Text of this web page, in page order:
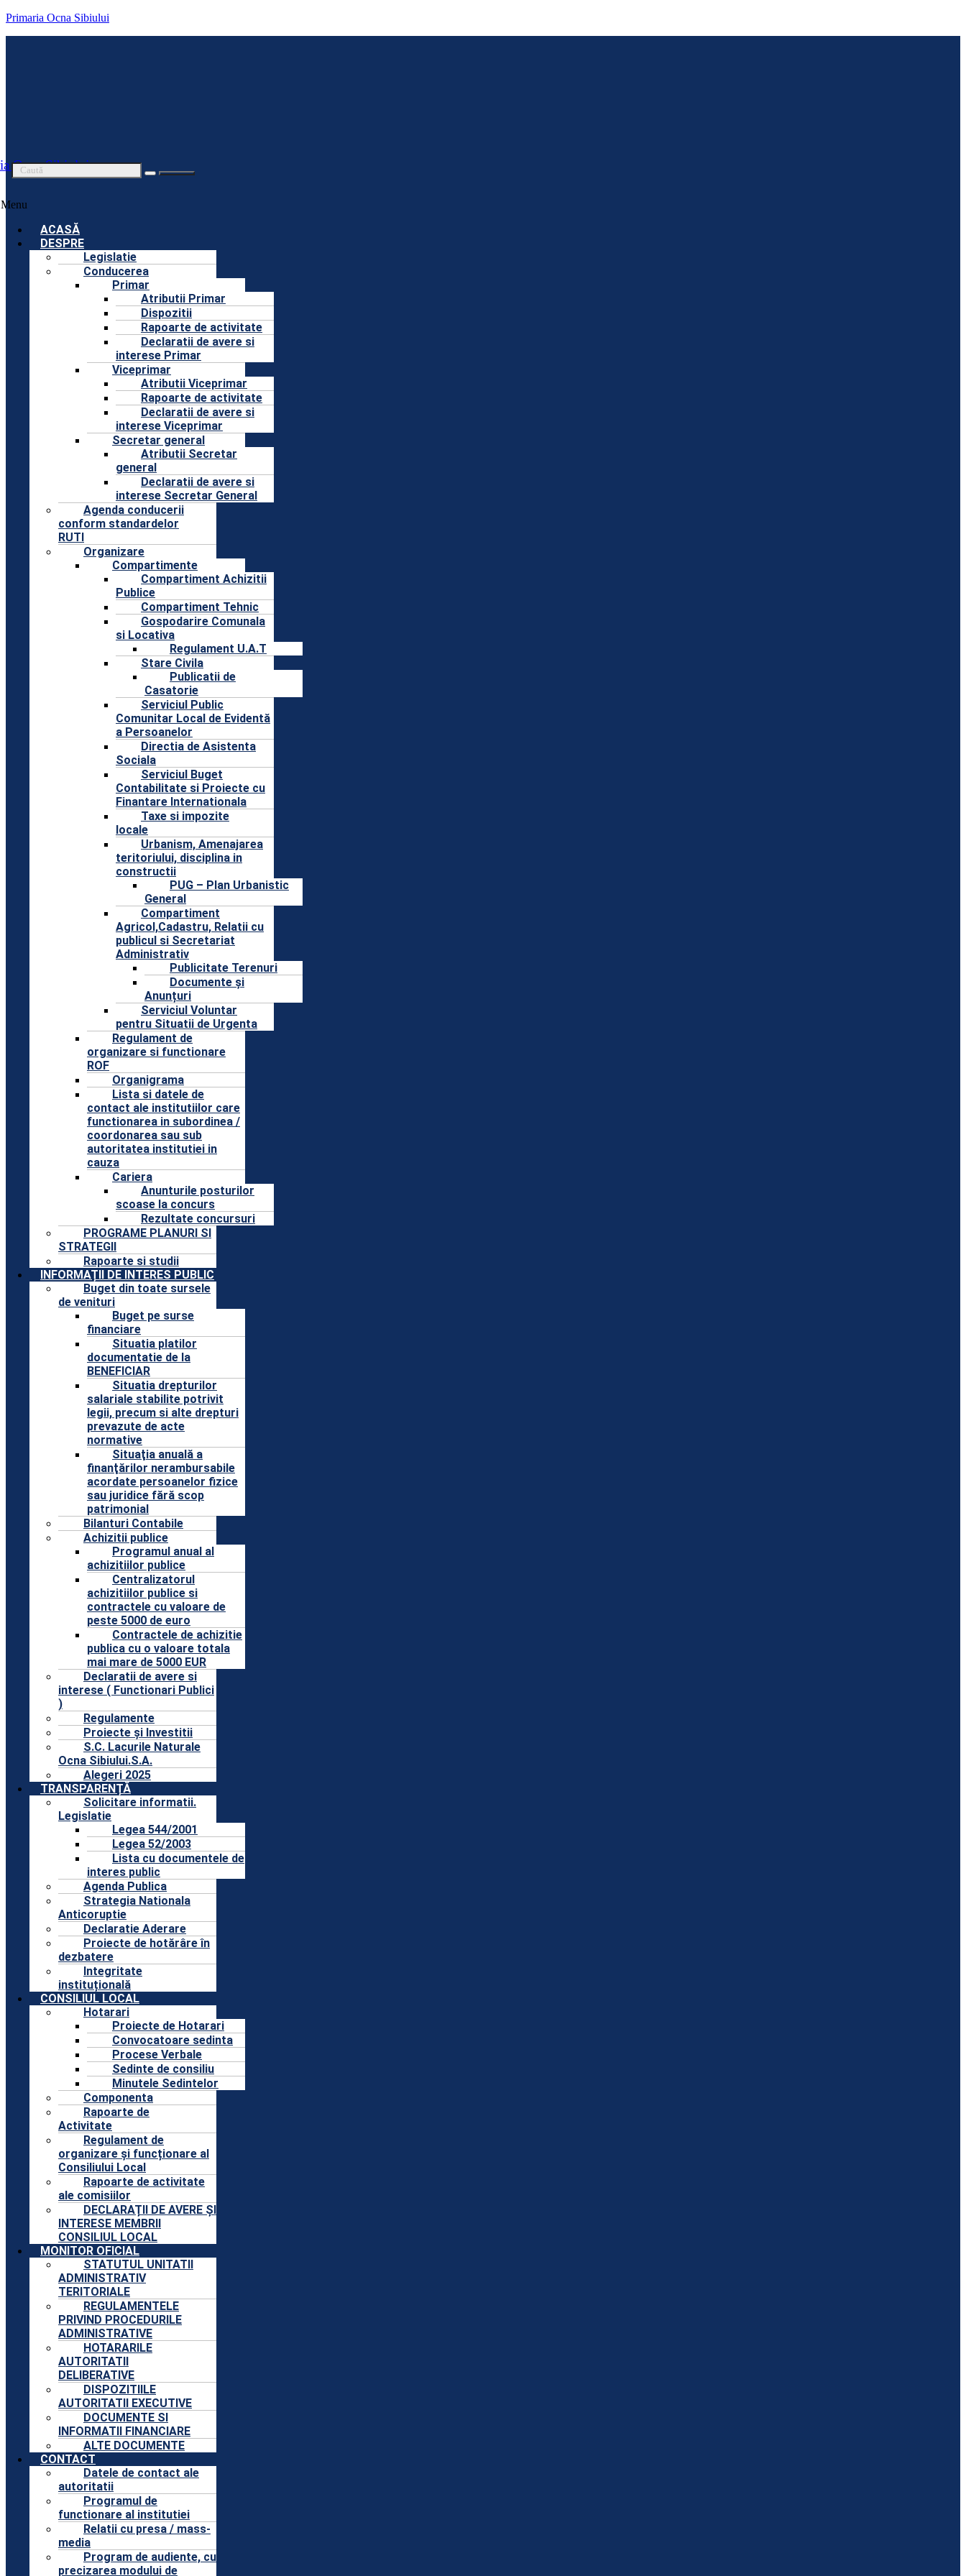
Primaria Ocna Sibiului
Ocna Sibiului
Menu
ACASĂ
DESPRE
Legislatie
Conducerea
Primar
Atributii Primar
Dispozitii
Rapoarte de activitate
Declaratii de avere si
interese Primar
Viceprimar
Atributii Viceprimar
Rapoarte de activitate
Declaratii de avere si
interese Viceprimar
Secretar general
Atributii Secretar
general
Declaratii de avere si
interese Secretar General
Agenda conducerii
conform standardelor
RUTI
Organizare
Compartimente
Compartiment Achizitii
Publice
Compartiment Tehnic
Gospodarire Comunala
si Locativa
Regulament U.A.T
Stare Civila
Publicatii de
Casatorie
Serviciul Public
Comunitar Local de Evidentă
a Persoanelor
Directia de Asistenta
Sociala
Serviciul Buget
Contabilitate si Proiecte cu
Finantare Internationala
Taxe si impozite
locale
Urbanism, Amenajarea
teritoriului, disciplina in
constructii
PUG – Plan Urbanistic
General
Compartiment
Agricol,Cadastru, Relatii cu
publicul si Secretariat
Administrativ
Publicitate Terenuri
Documente și
Anunțuri
Serviciul Voluntar
pentru Situatii de Urgenta
Regulament de
organizare si functionare
ROF
Organigrama
Lista si datele de
contact ale institutiilor care
functionarea in subordinea /
coordonarea sau sub
autoritatea institutiei in
cauza
Cariera
Anunturile posturilor
scoase la concurs
Rezultate concursuri
PROGRAME PLANURI SI
STRATEGII
Rapoarte si studii
INFORMAȚII DE INTERES PUBLIC
Buget din toate sursele
de venituri
Buget pe surse
financiare
Situatia platilor
documentatie de la
BENEFICIAR
Situatia drepturilor
salariale stabilite potrivit
legii, precum si alte drepturi
prevazute de acte
normative
Situaţia anuală a
finanţărilor nerambursabile
acordate persoanelor fizice
sau juridice fără scop
patrimonial
Bilanturi Contabile
Achizitii publice
Programul anual al
achizitiilor publice
Centralizatorul
achizitiilor publice si
contractele cu valoare de
peste 5000 de euro
Contractele de achizitie
publica cu o valoare totala
mai mare de 5000 EUR
Declaratii de avere si
interese ( Functionari Publici
)
Regulamente
Proiecte și Investitii
S.C. Lacurile Naturale
Ocna Sibiului.S.A.
Alegeri 2025
TRANSPARENȚĂ
Solicitare informatii.
Legislatie
Legea 544/2001
Legea 52/2003
Lista cu documentele de
interes public
Agenda Publica
Strategia Nationala
Anticoruptie
Declaratie Aderare
Proiecte de hotărâre în
dezbatere
Integritate
instituțională
CONSILIUL LOCAL
Hotarari
Proiecte de Hotarari
Convocatoare sedinta
Procese Verbale
Sedinte de consiliu
Minutele Sedintelor
Componenta
Rapoarte de
Activitate
Regulament de
organizare și funcționare al
Consiliului Local
Rapoarte de activitate
ale comisiilor
DECLARAȚII DE AVERE ȘI
INTERESE MEMBRII
CONSILIUL LOCAL
MONITOR OFICIAL
STATUTUL UNITATII
ADMINISTRATIV
TERITORIALE
REGULAMENTELE
PRIVIND PROCEDURILE
ADMINISTRATIVE
HOTARARILE
AUTORITATII
DELIBERATIVE
DISPOZITIILE
AUTORITATII EXECUTIVE
DOCUMENTE SI
INFORMATII FINANCIARE
ALTE DOCUMENTE
CONTACT
Datele de contact ale
autoritatii
Programul de
functionare al institutiei
Relatii cu presa / mass-
media
Program de audiente, cu
precizarea modului de